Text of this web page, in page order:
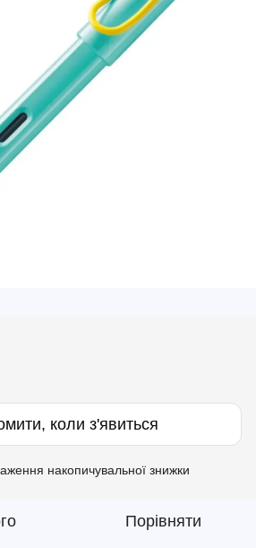
коли з'явиться
накопичувальної знижки
Порівняти